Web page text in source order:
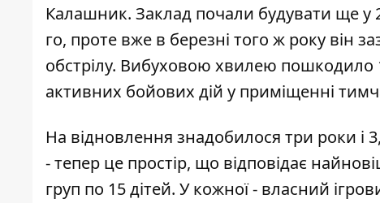
Калашник. Заклад почали будувати ще у
го, проте вже в березні того ж року він
обстрілу. Вибуховою хвилею пошкодило
активних бойових дій у приміщенні
На відновлення знадобилося три роки і
- тепер це простір, що відповідає
груп по 15 дітей. У кожної - власний